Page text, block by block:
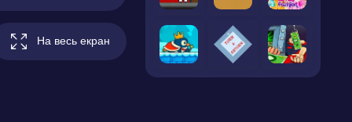
На весь екран